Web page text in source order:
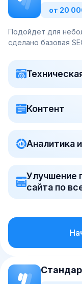
от 20
Подойдет для
сделано базовая
Контент
Аналитика
Улучшение
сайта по